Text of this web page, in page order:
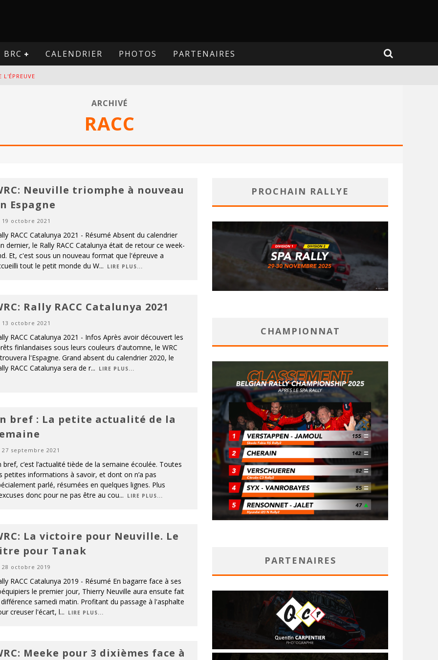
BRC CALENDRIER PHOTOS PARTENAIRES
L'ÉPREUVE
ARCHIVÉ
RACC
Neuville triomphe à nouveau
Espagne
19 octobre 2021
RACC Catalunya 2021 - Résumé Absent du calendrier
dernier, le Rally RACC Catalunya était de retour ce week-
Et, c'est sous un nouveau format que l'épreuve a
tout le petit monde du W... LIRE PLUS...
Rally RACC Catalunya 2021
13 octobre 2021
RACC Catalunya 2021 - Infos Après avoir découvert les
finlandaises sous leurs couleurs d'automne, le WRC
l'Espagne. Grand absent du calendrier 2020, le
RACC Catalunya sera de r... LIRE PLUS...
bref : La petite actualité de la
27 septembre 2021
bref, c’est l’actualité tiède de la semaine écoulée. Toutes
petites informations à savoir, et dont on n’a pas
parlé, résumées en quelques lignes. Plus
donc pour ne pas être au cou... LIRE PLUS...
La victoire pour Neuville. Le
pour Tanak
28 octobre 2019
RACC Catalunya 2019 - Résumé En bagarre face à ses
le premier jour, Thierry Neuville aura ensuite fait
samedi matin. Profitant du passage à l'asphalte
creuser l'écart, l... LIRE PLUS...
Meeke pour 3 dixièmes face à
PROCHAIN RALLYE
CHAMPIONNAT
PARTENAIRES